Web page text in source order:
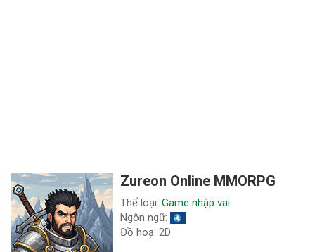
Zureon Online MMORPG
Thể loại:Game nhập vai
Ngôn ngữ:
Đồ hoạ: 2D